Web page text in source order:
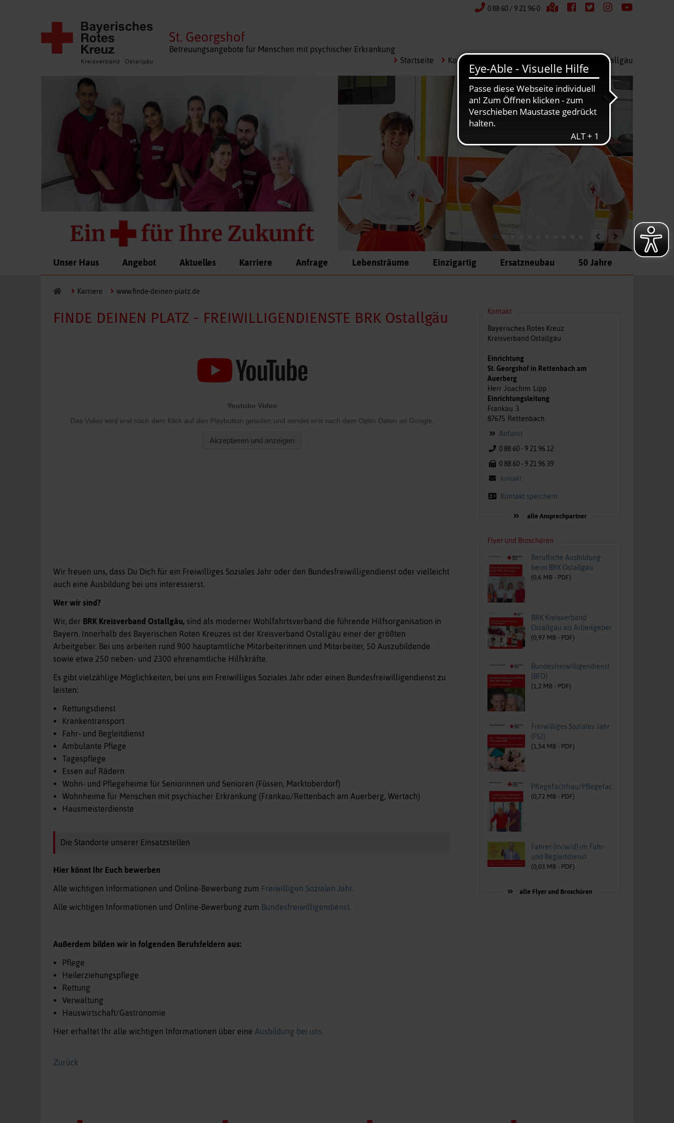
0 88 60 / 9 21 96-0
St. Georgshof
Betreuungsangebote für Menschen mit psychischer Erkrankung
Startseite Kontakt Kreisverband Ostallgäu
1011
Unser Haus Angebot Aktuelles Karriere Anfrage Lebensträume Einzigartig Ersatzneubau 50 Jahre
Karriere www.finde-deinen-platz.de
FINDE DEINEN PLATZ - FREIWILLIGENDIENSTE BRK Ostallgäu
Wir freuen uns, dass Du Dich für ein Freiwilliges Soziales Jahr oder den Bundesfreiwilligendienst oder vielleicht
auch eine Ausbildung bei uns interessierst.
Wer wir sind?
Wir, der BRK Kreisverband Ostallgäu,sind als moderner Wohlfahrtsverband die führende Hilfsorganisation in
Bayern. Innerhalb des Bayerischen Roten Kreuzes ist der Kreisverband Ostallgäu einer der größten
Arbeitgeber. Bei uns arbeiten rund 900 hauptamtliche Mitarbeiterinnen und Mitarbeiter, 50 Auszubildende
sowie etwa 250 neben- und 2300 ehrenamtliche Hilfskräfte.
Es gibt vielzählige Möglichkeiten, bei uns ein Freiwilliges Soziales Jahr oder einen Bundesfreiwilligendienst zu
leisten:
Rettungsdienst
Krankentransport
Fahr- und Begleitdienst
Ambulante Pflege
Tagespflege
Essen auf Rädern
Wohn- und Pflegeheime für Seniorinnen und Senioren (Füssen, Marktoberdorf)
Wohnheime für Menschen mit psychischer Erkrankung (Frankau/Rettenbach am Auerberg, Wertach)
Hausmeisterdienste
Die Standorte unserer Einsatzstellen
Hier könnt Ihr Euch bewerben
Alle wichtigen Informationen und Online-Bewerbung zum Freiwilligen Sozialen Jahr.
Alle wichtigen Informationen und Online-Bewerbung zum Bundesfreiwilligendienst.
Außerdem bilden wir in folgenden Berufsfeldern aus:
Pflege
Heilerziehungspflege
Rettung
Verwaltung
Hauswirtschaft/Gastronomie
Hier erhaltet Ihr alle wichtigen Informationen über eine Ausbildung bei uns.
Zurück
Kontakt
Bayerisches Rotes Kreuz
Kreisverband Ostallgäu
Einrichtung
St. Georgshof in Rettenbach am
Auerberg
Herr Joachim
Lipp
Einrichtungsleitung
Frankau 3
87675 Rettenbach
Anfahrt
0 88 60 - 9 21 96 12
0 88 60 - 9 21 96 39
Kontakt
Kontakt speichern
alle Ansprechpartner
Flyer und Broschüren
Berufliche Ausbildung
beim BRK Ostallgäu
(0,6 MB - PDF)
BRK Kreisverband
Ostallgäu als Arbeitgeber
(0,97 MB - PDF)
Bundesfreiwilligendienst
(BFD)
(1,2 MB - PDF)
Freiwilliges Soziales Jahr
(FSJ)
(1,54 MB - PDF)
Pflegefachfrau/Pflegefachmann
(0,72 MB - PDF)
Fahrer (m/w/d) im Fahr-
und Begleitdienst
(0,03 MB - PDF)
alle Flyer und Broschüren